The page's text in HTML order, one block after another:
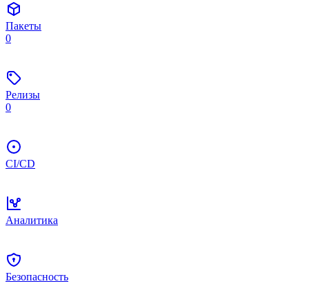
Пакеты
0
Релизы
0
CI/CD
Аналитика
Безопасность